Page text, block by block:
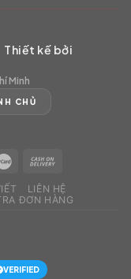
Thiết kế bởi
Minh
CHỦ
LIÊN HỆ
ĐƠN HÀNG
VERIFIED